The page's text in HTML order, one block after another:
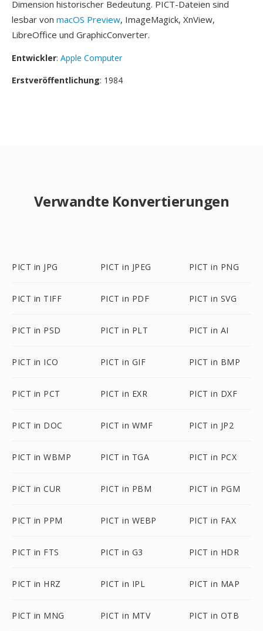
Dimension historischer Bedeutung. PICT-Dateien sind
lesbar von macOS Preview, ImageMagick, XnView,
LibreOffice und GraphicConverter.
Entwickler: Apple Computer
Erstveröffentlichung: 1984
Verwandte Konvertierungen
PICT in JPG PICT in JPEG PICT in PNG
PICT in TIFF PICT in PDF PICT in SVG
PICT in PSD PICT in PLT PICT in AI
PICT in ICO PICT in GIF PICT in BMP
PICT in PCT PICT in EXR PICT in DXF
PICT in DOC PICT in WMF PICT in JP2
PICT in WBMP PICT in TGA PICT in PCX
PICT in CUR PICT in PBM PICT in PGM
PICT in PPM PICT in WEBP PICT in FAX
PICT in FTS PICT in G3 PICT in HDR
PICT in HRZ PICT in IPL PICT in MAP
PICT in MNG PICT in MTV PICT in OTB